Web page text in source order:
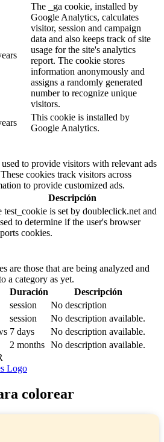
The _ga cookie, installed by
Google Analytics, calculates
visitor, session and campaign
data and also keeps track of site
usage for the site's analytics
report. The cookie stores
information anonymously and
assigns a randomly generated
number to recognize unique
visitors.
This cookie is installed by
Google Analytics.
to provide visitors with relevant ads
cookies track visitors across
to provide customized ads.
Descripción
test_cookie is set by doubleclick.net and
to determine if the user's browser
cookies.
are those that are being analyzed and
a category as yet.
Duración
Descripción
session
No description
session
No description available.
7 days
No description available.
2 months No description available.
colorear